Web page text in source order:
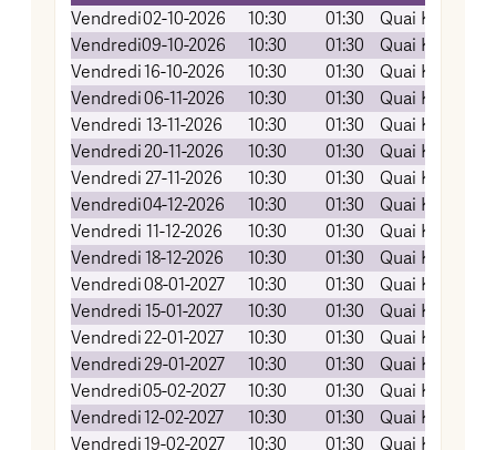
Vendredi02-10-2026 10:30 01:30
Quai Koch
Vendredi09-10-2026 10:30 01:30
Quai Koch
Vendredi16-10-2026 10:30 01:30
Quai Koch
Vendredi06-11-2026 10:30 01:30
Quai Koch
Vendredi 13-11-2026 10:30 01:30
Quai Koch
Vendredi 20-11-2026 10:30 01:30
Quai Koch
Vendredi 27-11-2026 10:30 01:30
Quai Koch
Vendredi04-12-2026 10:30 01:30
Quai Koch
Vendredi 11-12-2026 10:30 01:30
Quai Koch
Vendredi 18-12-2026 10:30 01:30
Quai Koch
Vendredi08-01-2027 10:30 01:30
Quai Koch
Vendredi 15-01-2027 10:30 01:30
Quai Koch
Vendredi 22-01-2027 10:30 01:30
Quai Koch
Vendredi 29-01-2027 10:30 01:30
Quai Koch
Vendredi05-02-2027 10:30 01:30
Quai Koch
Vendredi12-02-2027 10:30 01:30
Quai Koch
Vendredi19-02-2027 10:30 01:30
Quai Koch